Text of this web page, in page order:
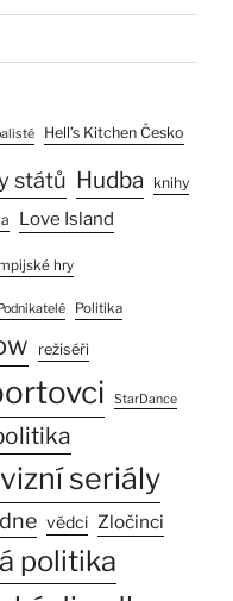
Hell’s Kitchen Česko
států Hudba knihy
Love Island
hry
Podnikatelé Politika
režiséři
StarDance
seriály
vědci Zločinci
politika